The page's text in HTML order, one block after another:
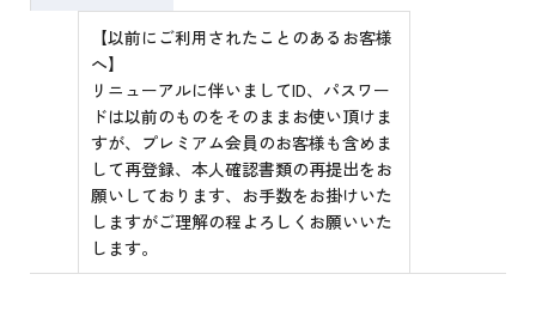
【以前にご利用されたことのあるお客様
へ】
リニューアルに伴いましてID、パスワー
ドは以前のものをそのままお使い頂けま
すが、プレミアム会員のお客様も含めま
して再登録、本人確認書類の再提出をお
願いしております、お手数をお掛けいた
しますがご理解の程よろしくお願いいた
します。